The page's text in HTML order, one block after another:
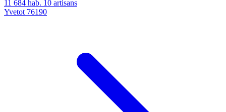
11 684 hab. 10 artisans
Yvetot 76190